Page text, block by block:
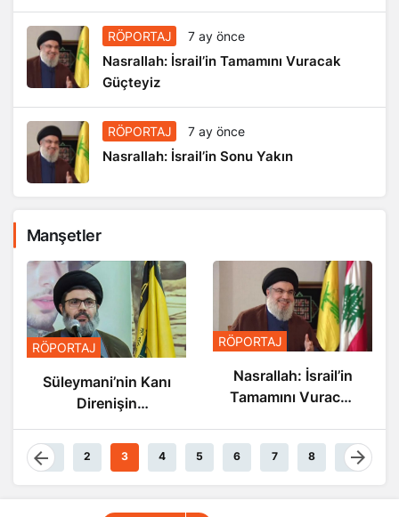
RÖPORTAJ 7 ay önce
Nasrallah: İsrail’in Tamamını Vuracak
Güçteyiz
RÖPORTAJ 7 ay önce
Nasrallah: İsrail’in Sonu Yakın
Manşetler
RÖPORTAJ
Süleymani’nin Kanı
Direnişin
Damarlarında
Akıyor
RÖPORTAJ
Nasrallah: İsrail’in
Tamamını Vuracak
1 2 3 4 5 6 7 8 9